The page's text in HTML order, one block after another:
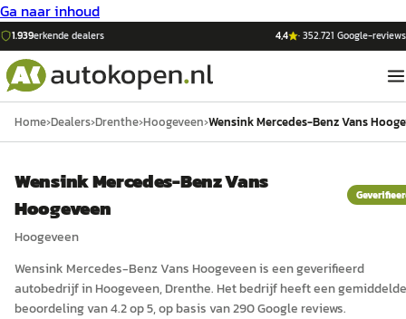
Ga naar inhoud
1.939erkende dealers 4,4 ·352.721 Google-reviews
Home›Dealers›Drenthe›Hoogeveen›Wensink Mercedes-Benz Vans
Wensink Mercedes-Benz Vans
Hoogeveen
Hoogeveen
Wensink Mercedes-Benz Vans Hoogeveenis eengeverifieerd
autobedrijf inHoogeveen, Drenthe. Het bedrijf heeft een gemiddelde
beoordeling van 4.2 op 5, op basis van 290 Google reviews.